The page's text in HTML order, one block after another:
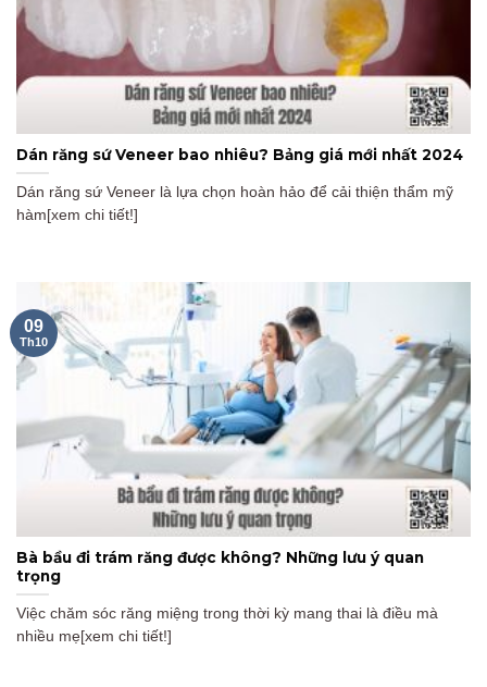
Dán răng sứ Veneer bao nhiêu? Bảng giá mới nhất 2024
Dán răng sứ Veneer là lựa chọn hoàn hảo để cải thiện thẩm mỹ
hàm[xem chi tiết!]
Bà bầu đi trám răng được không? Những lưu ý quan
trọng
Việc chăm sóc răng miệng trong thời kỳ mang thai là điều mà
nhiều mẹ[xem chi tiết!]
09
Th10